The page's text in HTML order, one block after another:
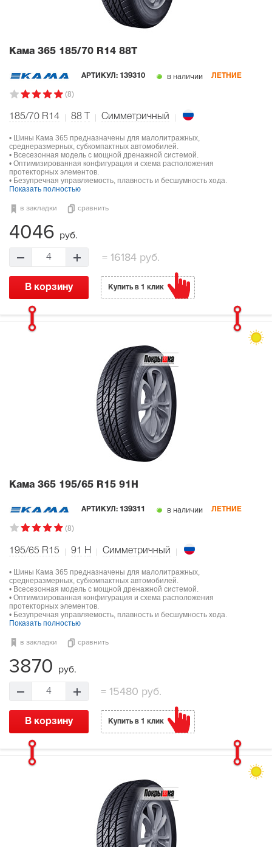
Кама 365 185/70 R14 88T
АРТИКУЛ: 139310 в наличии ЛЕТНИЕ
(8)
185/70 R14 88 Симметричный
• Шины Кама 365 предназначены для малолитражных,
среднеразмерных, субкомпактных автомобилей.
• Всесезонная модель с мощной дренажной системой.
• Оптимизированная конфигурация и схема расположения
протекторных элементов.
• Безупречная управляемость, плавность и бесшумность хода.
Показать полностью
в закладки сравнить
4046 руб.
4 = 16184 руб.
В корзину Купить в 1 клик
Кама 365 195/65 R15 91H
АРТИКУЛ: 139311 в наличии ЛЕТНИЕ
(8)
195/65 R15 91 H Симметричный
• Шины Кама 365 предназначены для малолитражных,
среднеразмерных, субкомпактных автомобилей.
• Всесезонная модель с мощной дренажной системой.
• Оптимизированная конфигурация и схема расположения
протекторных элементов.
• Безупречная управляемость, плавность и бесшумность хода.
Показать полностью
в закладки сравнить
3870 руб.
4 =15480 руб.
В корзину Купить в 1 клик